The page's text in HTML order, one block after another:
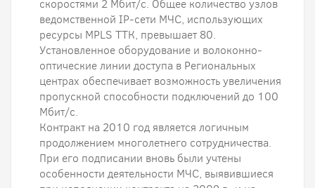
скоростями 2 Мбит/с. Общее количество узлов
ведомственной IP-сети МЧС, использующих
ресурсы MPLS ТТК, превышает 80.
Установленное оборудование и волоконно-
оптические линии доступа в Региональных
центрах обеспечивает возможность увеличения
пропускной способности подключений до 100
Мбит/с.
Контракт на 2010 год является логичным
продолжением многолетнего сотрудничества.
При его подписании вновь были учтены
особенности деятельности МЧС, выявившиеся